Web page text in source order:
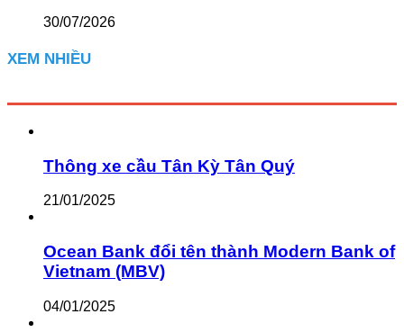
30/07/2026
XEM NHIỀU
Thông xe cầu Tân Kỳ Tân Quý
21/01/2025
Ocean Bank đổi tên thành Modern Bank of
Vietnam (MBV)
04/01/2025